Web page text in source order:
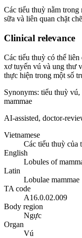
Các tiểu thuỳ nằm trong
sữa và liên quan chặt
Clinical relevance
Các tiểu thuỳ có thể
xơ tuyến vú và ung thư
thực hiện trong một số
Synonyms: tiểu thuỳ vú,
mammae
AI-assisted, doctor-
Vietnamese
Các tiểu thuỳ của
English
Lobules of
Latin
Lobulae mammae
TA code
A16.0.02.009
Body region
Ngực
Organ
Vú